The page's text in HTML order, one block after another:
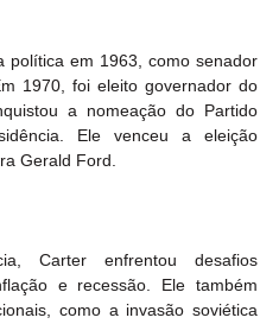
política em 1963, como senador
1970, foi eleito governador do
a nomeação do Partido
Ele venceu a eleição
Gerald Ford.
Carter enfrentou desafios
e recessão. Ele também
como a invasão soviética